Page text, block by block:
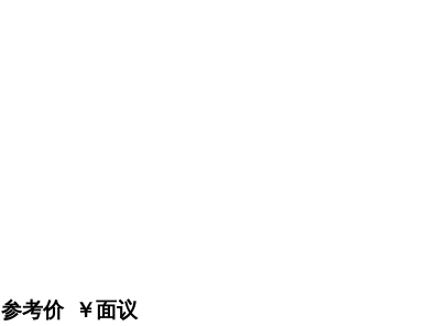
参考价 ￥面议